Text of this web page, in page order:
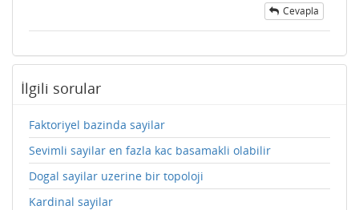
Cevapla
İlgili sorular
Faktoriyel bazinda sayilar
Sevimli sayilar en fazla kac basamakli olabilir
Dogal sayilar uzerine bir topoloji
Kardinal sayilar